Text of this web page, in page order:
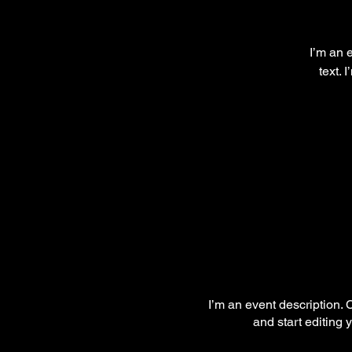
I’m an
text.
I’m an event
and start editing